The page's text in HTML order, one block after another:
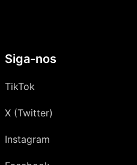
Siga-nos
TikTok
X (Twitter)
Instagram